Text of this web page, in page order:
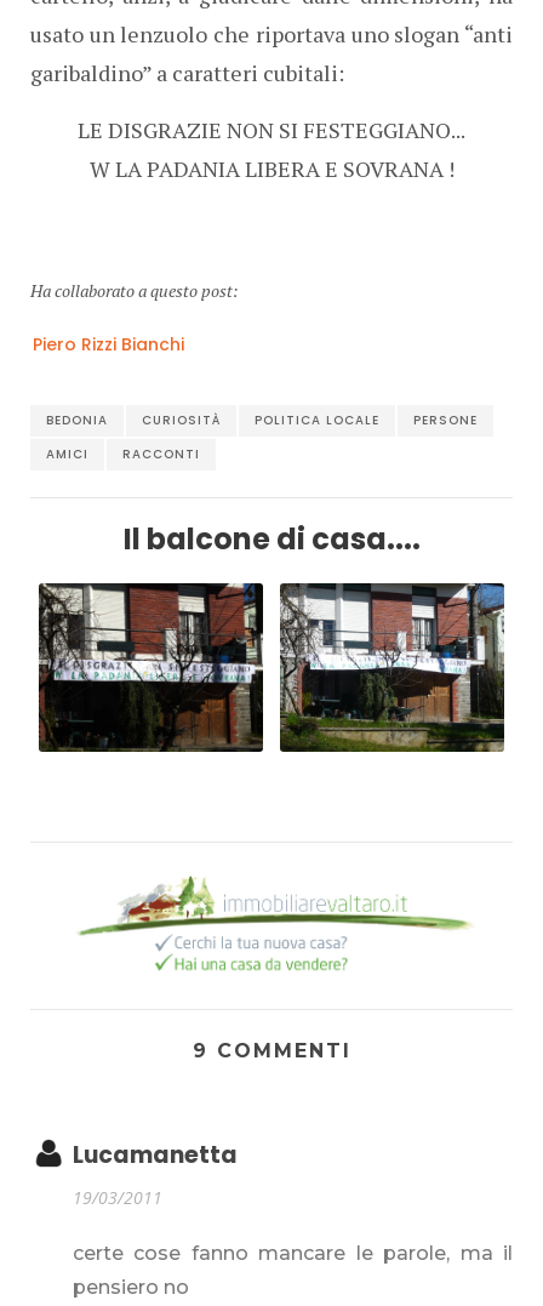
usato un lenzuolo che riportava uno slogan “anti
garibaldino” a caratteri cubitali:
LE DISGRAZIE NON SI FESTEGGIANO...
W LA PADANIA LIBERA E SOVRANA !
Ha collaborato a questo post:
Piero Rizzi Bianchi
BEDONIA CURIOSITÀ POLITICA LOCALE
PERSONE
AMICI
RACCONTI
Il balcone di casa....
9 COMMENTI
Lucamanetta
19/03/2011
certe cose fanno mancare le parole, ma il
pensiero no